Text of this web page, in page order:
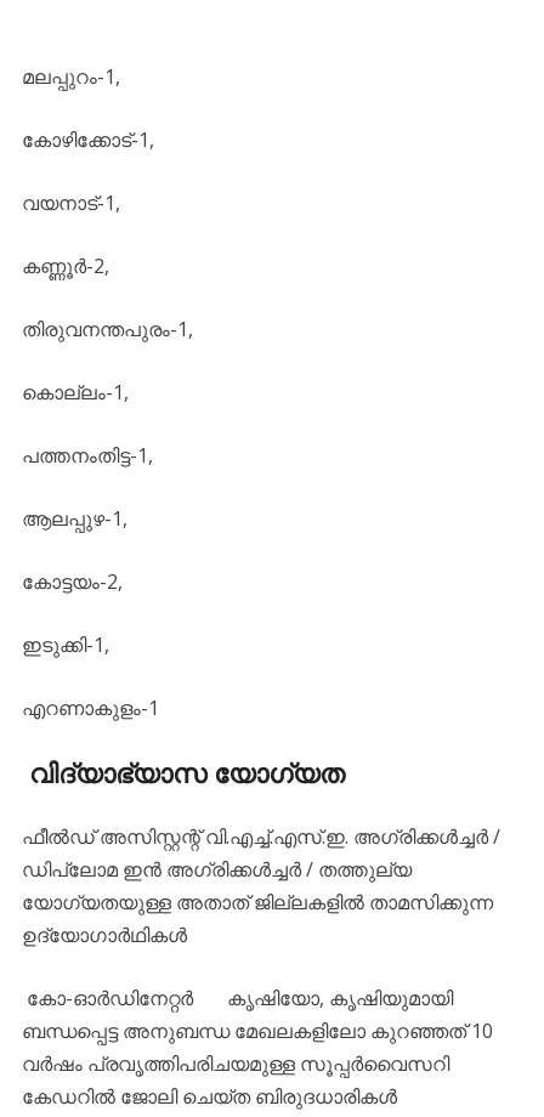
മലപ്പുറം-1,
കോഴിക്കോട്-1,
വയനാട്-1,
കണ്ണൂർ-2,
തിരുവനന്തപുരം-1,
കൊല്ലം-1,
പത്തനംതിട്ട-1,
ആലപ്പുഴ-1,
കോട്ടയം-2,
ഇടുക്കി-1,
എറണാകുളം-1
വിദ്യാഭ്യാസ യോഗ്യത
ഫീൽഡ് അസിസ്റ്റന്റ് വി.എച്ച്.എസ്.ഇ. അഗ്രിക്കൾച്ചർ /
ഡിപ്ലോമ ഇൻ അഗ്രിക്കൾച്ചർ / തത്തുല്യ
യോഗ്യതയുള്ള അതാത് ജില്ലകളിൽ താമസിക്കുന്ന
ഉദ്യോഗാർഥികൾ
കോ-ഓർഡിനേറ്റർ കൃഷിയോ, കൃഷിയുമായി
ബന്ധപ്പെട്ട അനുബന്ധ മേഖലകളിലോ കുറഞ്ഞത് 10
വർഷം പ്രവൃത്തിപരിചയമുള്ള സൂപ്പർവൈസറി
കേഡറിൽ ജോലി ചെയ്ത ബിരുദധാരികൾ